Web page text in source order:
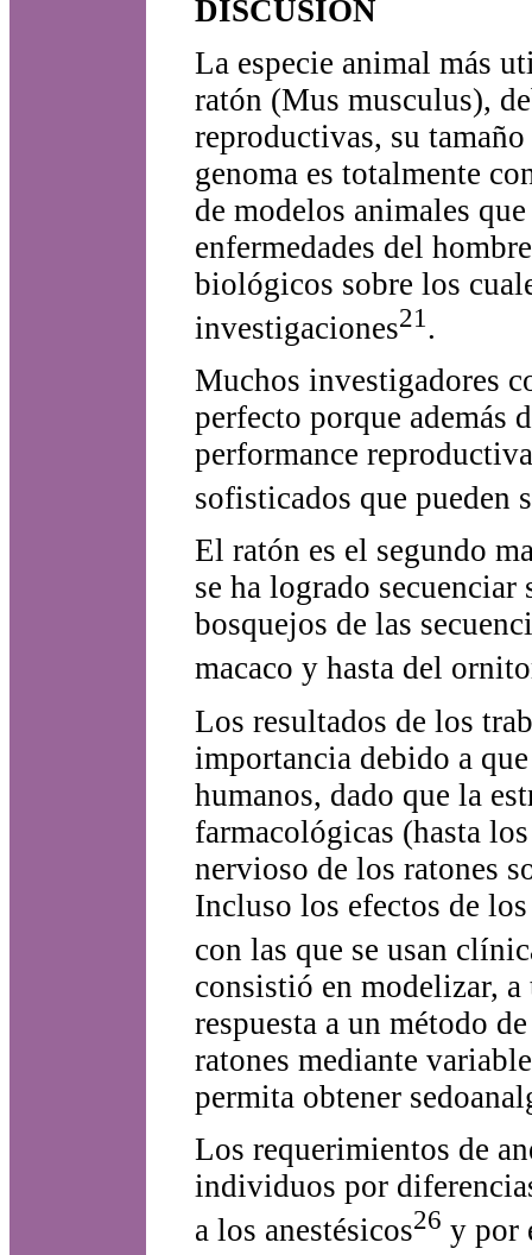
DISCUSIÓN
La especie animal más
ratón (Mus musculus),
reproductivas, su
genoma es totalmente
de modelos animales
enfermedades del
biológicos sobre los
investigaciones21.
Muchos investigadores
perfecto porque además
performance
sofisticados que pueden
El ratón es el segundo
se ha logrado
bosquejos de las
macaco y hasta del
Los resultados de los
importancia debido a
humanos, dado que la
farmacológicas (hasta
nervioso de los ratones
Incluso los efectos de
con las que se usan
consistió en modelizar,
respuesta a un método
ratones mediante
permita obtener
Los requerimientos de
individuos por
a los anestésicos26 y por